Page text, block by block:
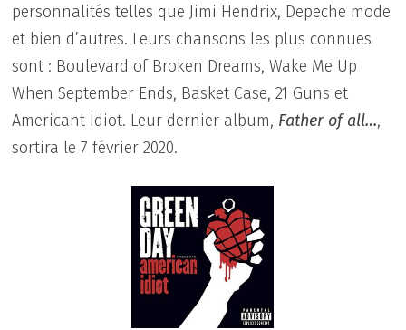
personnalités telles que Jimi Hendrix, Depeche mode
et bien d’autres. Leurs chansons les plus connues
sont : Boulevard of Broken Dreams, Wake Me Up
When September Ends, Basket Case, 21 Guns et
Americant Idiot. Leur dernier album, Father of all…,
sortira le 7 février 2020.